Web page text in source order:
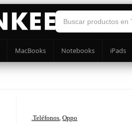
MacBooks Notebooks iPads
.Teléfonos,Oppo